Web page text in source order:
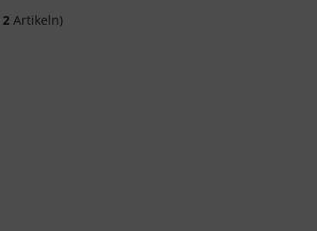
2 Artikeln)